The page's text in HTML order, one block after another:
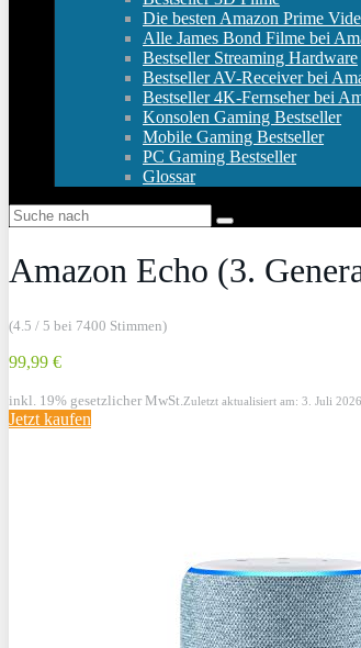
Die besten Amazon Prime
Alle James Bond Filme bei
Bestseller Streaming Hardware
Bestseller AV-Receiver bei
Bestseller 4K-Fernseher bei
Konsolen Gaming Bestseller
Mobile Gaming Bestseller
PC Gaming Bestseller
Glossar
Amazon Echo (3.
(4.5 / 5 bei 7400 Stimmen)
99,99 €
inkl. 19% gesetzlicher MwSt. Zuletzt aktualisiert am: 3. Juli
Jetzt kaufen